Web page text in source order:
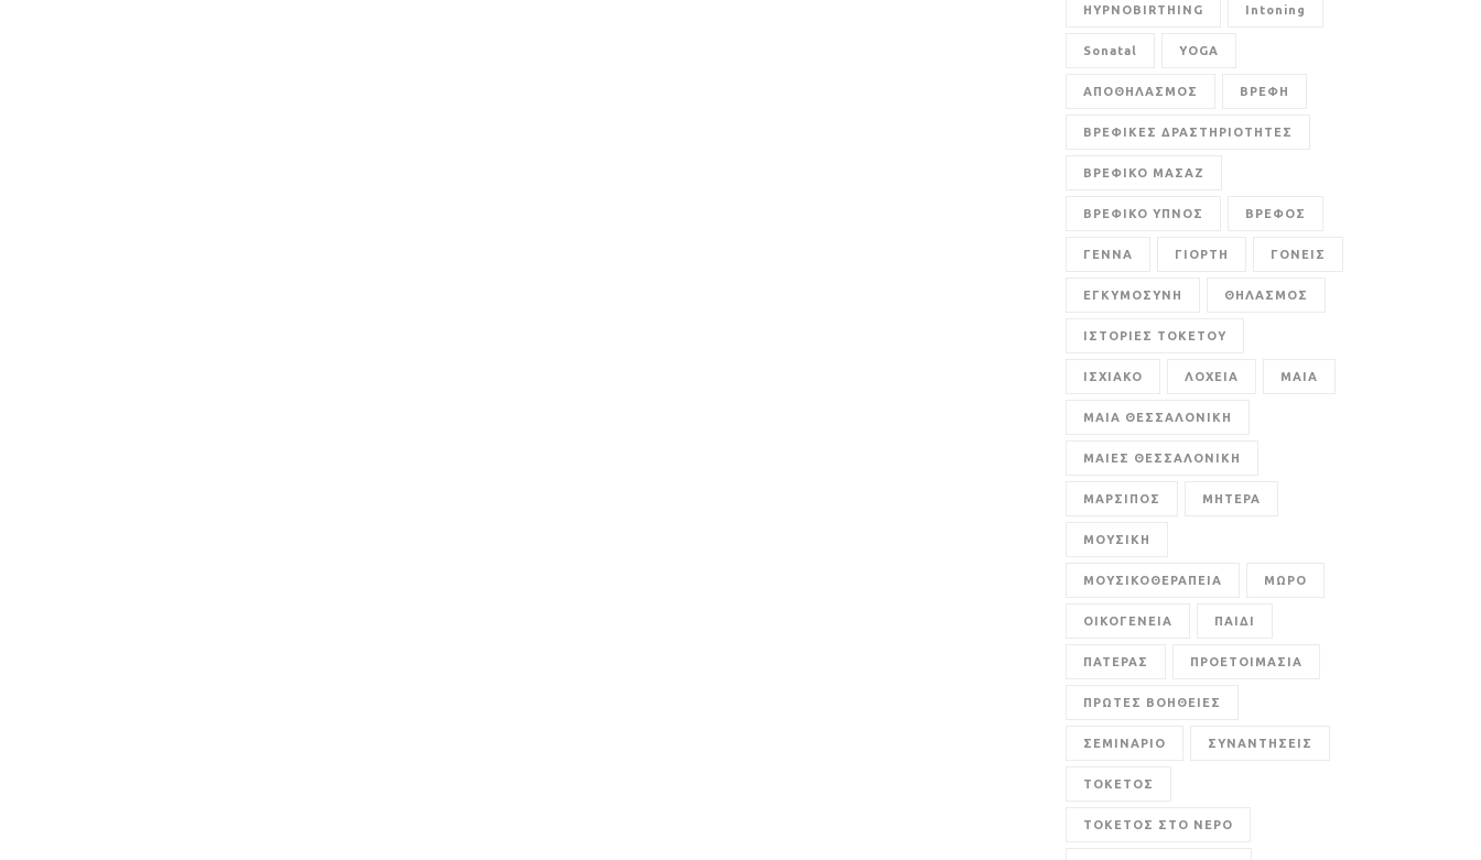
HYPNOBIRTHING Intoning
Sonatal YOGA
ΑΠΟΘΗΛΑΣΜΟΣ ΒΡΕΦΗ
ΒΡΕΦΙΚΕΣ ΔΡΑΣΤΗΡΙΟΤΗΤΕΣ
ΒΡΕΦΙΚΟ ΜΑΣΑΖ
ΒΡΕΦΙΚΟ ΥΠΝΟΣ ΒΡΕΦΟΣ
ΓΕΝΝΑ ΓΙΟΡΤΗ ΓΟΝΕΙΣ
ΕΓΚΥΜΟΣΥΝΗ ΘΗΛΑΣΜΟΣ
ΙΣΤΟΡΙΕΣ ΤΟΚΕΤΟΥ
ΙΣΧΙΑΚΟ ΛΟΧΕΙΑ ΜΑΙΑ
ΜΑΙΑ ΘΕΣΣΑΛΟΝΙΚΗ
ΜΑΙΕΣ ΘΕΣΣΑΛΟΝΙΚΗ
ΜΑΡΣΙΠΟΣ ΜΗΤΕΡΑ
ΜΟΥΣΙΚΗ
ΜΟΥΣΙΚΟΘΕΡΑΠΕΙΑ ΜΩΡΟ
ΟΙΚΟΓΕΝΕΙΑ ΠΑΙΔΙ
ΠΑΤΕΡΑΣ ΠΡΟΕΤΟΙΜΑΣΙΑ
ΠΡΩΤΕΣ ΒΟΗΘΕΙΕΣ
ΣΕΜΙΝΑΡΙΟ ΣΥΝΑΝΤΗΣΕΙΣ
ΤΟΚΕΤΟΣ
ΤΟΚΕΤΟΣ ΣΤΟ ΝΕΡΟ